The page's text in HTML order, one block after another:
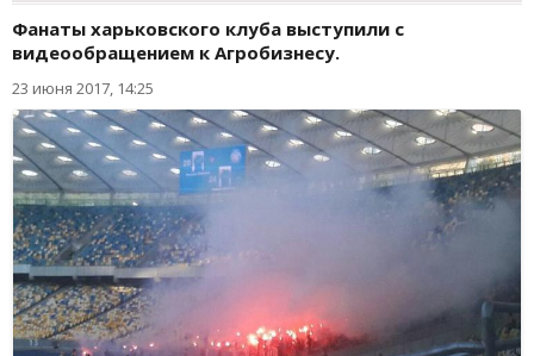
Фанаты харьковского клуба выступили с
видеообращением к Агробизнесу.
23 июня 2017, 14:25